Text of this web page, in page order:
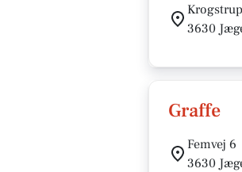
3630
Graffe
Femvej 6
3630